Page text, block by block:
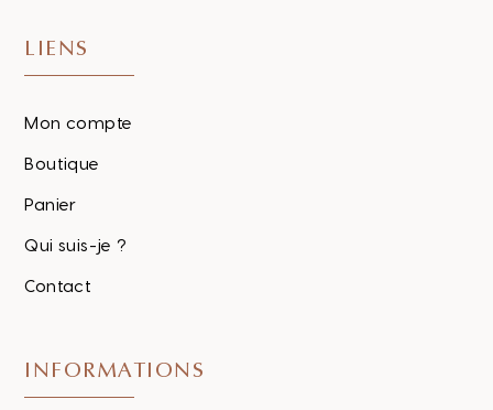
LIENS
Mon compte
Boutique
Panier
Qui suis-je ?
Contact
INFORMATIONS